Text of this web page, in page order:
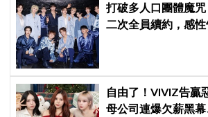
打破多人口團體魔
二次全員續約，感
自由了！VIVIZ告贏
母公司連爆欠薪黑